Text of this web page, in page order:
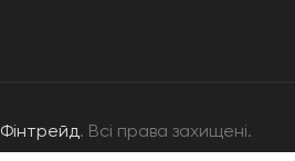
Фінтрейд. Всі права захищені.